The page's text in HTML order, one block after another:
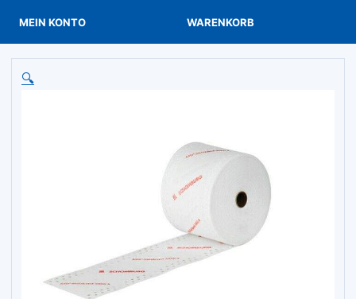
MEIN KONTO WARENKORB
🔍